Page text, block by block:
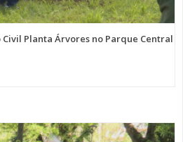
Planta Árvores no Parque Central